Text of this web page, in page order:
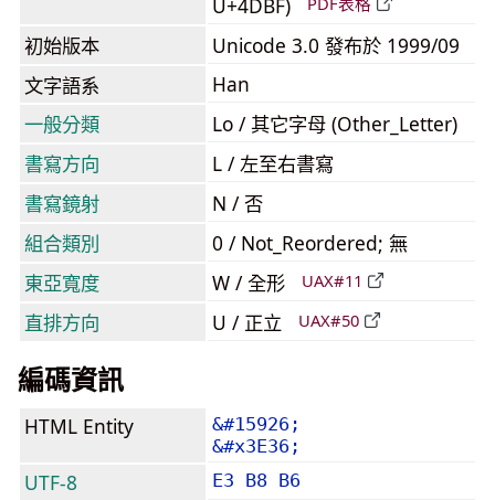
U+4DBF)
初始版本
Unicode 3.0 發布於 1999/09
文字語系
Han
一般分類
Lo / 其它字母 (Other_Letter)
書寫方向
L / 左至右書寫
書寫鏡射
N / 否
組合類別
0 / Not_Reordered; 無
東亞寬度
W / 全形 UAX#11
直排方向 U / 正立 UAX#50
編碼資訊
HTML Entity
&#15926;
&#x3E36;
UTF-8 E3 B8 B6